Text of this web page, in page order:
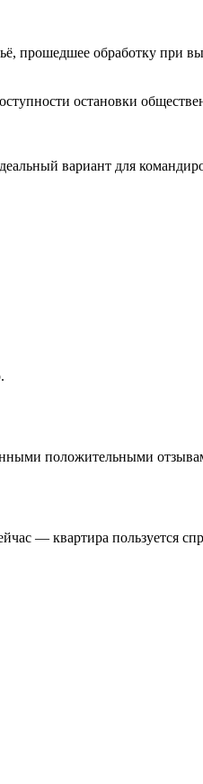
прошедшее обработку при
остановки
вариант для
положительными
— квартира пользуется